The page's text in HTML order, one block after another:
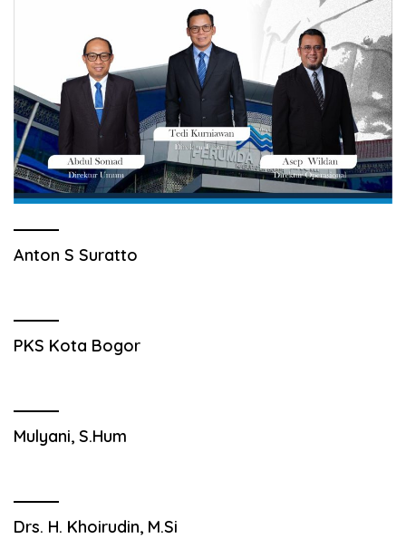
Anton S Suratto
PKS Kota Bogor
Mulyani, S.Hum
Drs. H. Khoirudin, M.Si